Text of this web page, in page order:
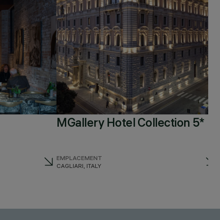
MGallery Hotel Collection 5*
EMPLACEMENT
CAGLIARI, ITALY